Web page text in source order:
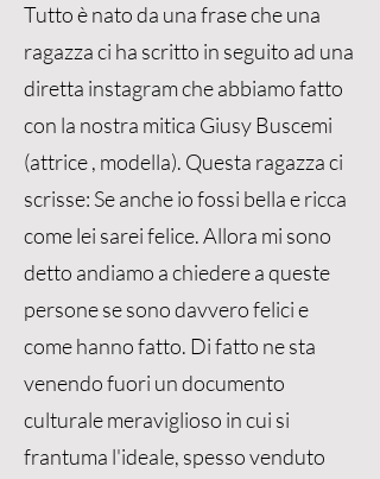
Tutto è nato da una frase che una
ragazza ci ha scritto in seguito ad una
diretta instagram che abbiamo fatto
con la nostra mitica Giusy Buscemi
(attrice , modella). Questa ragazza ci
scrisse: Se anche io fossi bella e ricca
come lei sarei felice. Allora mi sono
detto andiamo a chiedere a queste
persone se sono davvero felici e
come hanno fatto. Di fatto ne sta
venendo fuori un documento
culturale meraviglioso in cui si
frantuma l'ideale, spesso venduto